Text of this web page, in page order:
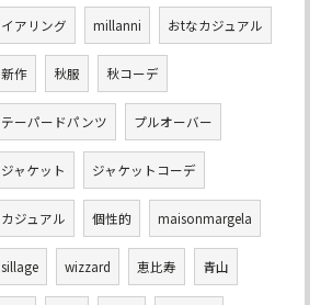
イアリング millanni おtなカジュアル
新作 秋服 秋コーデ
テーパードパンツ プルオーバー
ジャケット ジャケットコーデ
カジュアル 個性的 maisonmargela
sillage wizzard 恵比寿 青山